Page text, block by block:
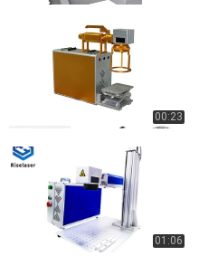
00:23
01:06